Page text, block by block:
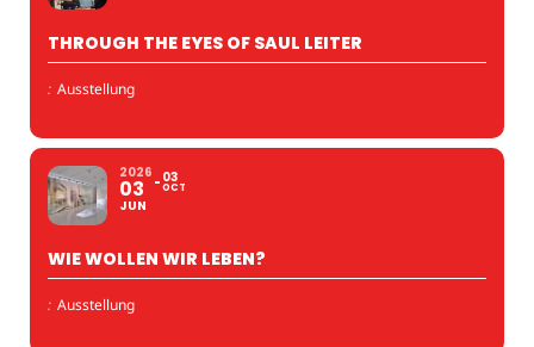
THROUGH THE EYES OF SAUL LEITER
: Ausstellung
2026
03
JUN
03
OCT
WIE WOLLEN WIR LEBEN?
: Ausstellung